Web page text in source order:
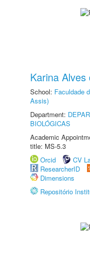
Karina Alves
School: Faculdade
Assis)
Department:
BIOLÓGICAS
Academic
title: MS-5.3
Orcid
CV
ResearcherID
Dimensions
Repositório